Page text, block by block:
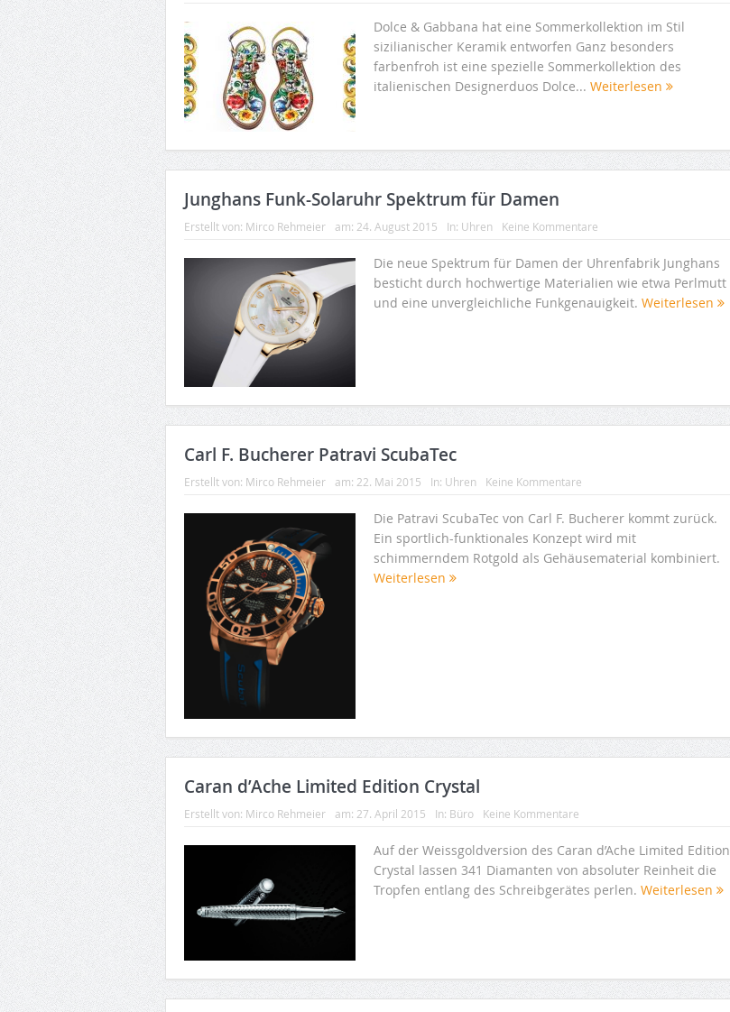
Dolce & Gabbana hat eine Sommerkollektion im Stil
sizilianischer Keramik entworfen Ganz besonders
farbenfroh ist eine spezielle Sommerkollektion des
italienischen Designerduos Dolce... Weiterlesen
Junghans Funk-Solaruhr Spektrum für Damen
Erstellt von: Mirco Rehmeier am: 24. August 2015 In: Uhren Keine Kommentare
Die neue Spektrum für Damen der Uhrenfabrik Junghans
besticht durch hochwertige Materialien wie etwa Perlmutt
und eine unvergleichliche Funkgenauigkeit. Weiterlesen
Carl F. Bucherer Patravi ScubaTec
Erstellt von: Mirco Rehmeier am: 22. Mai 2015 In: Uhren Keine Kommentare
Die Patravi ScubaTec von Carl F. Bucherer kommt zurück.
Ein sportlich-funktionales Konzept wird mit
schimmerndem Rotgold als Gehäusematerial kombiniert.
Weiterlesen
Caran d’Ache Limited Edition Crystal
Erstellt von: Mirco Rehmeier am: 27. April 2015 In: Büro Keine Kommentare
Auf der Weissgoldversion des Caran d’Ache Limited Edition
Crystal lassen 341 Diamanten von absoluter Reinheit die
Tropfen entlang des Schreibgerätes perlen. Weiterlesen